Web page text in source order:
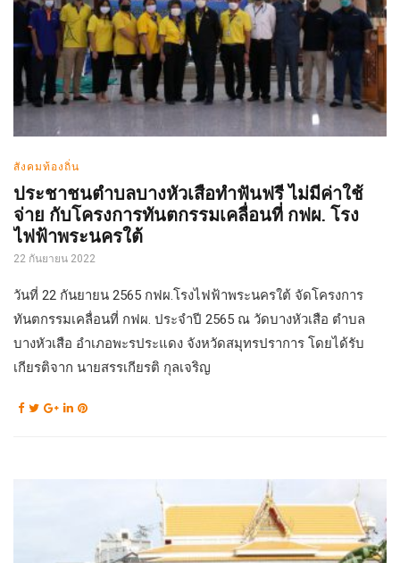
สังคมท้องถิ่น
ประชาชนตำบลบางหัวเสือทำฟันฟรี ไม่มีค่าใช้
จ่าย กับโครงการทันตกรรมเคลื่อนที่ กฟผ. โรง
ไฟฟ้าพระนครใต้
22 กันยายน 2022
วันที่ 22 กันยายน 2565 กฟผ.โรงไฟฟ้าพระนครใต้ จัดโครงการ
ทันตกรรมเคลื่อนที่ กฟผ. ประจำปี 2565 ณ วัดบางหัวเสือ ตำบล
บางหัวเสือ อำเภอพะรประแดง จังหวัดสมุทรปราการ โดยได้รับ
เกียรติจาก นายสรรเกียรติ กุลเจริญ